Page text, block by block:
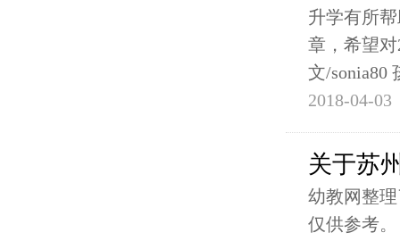
升学有所
章，希望
文/sonia80
2018-04-03
关于苏
幼教网整
仅供参考